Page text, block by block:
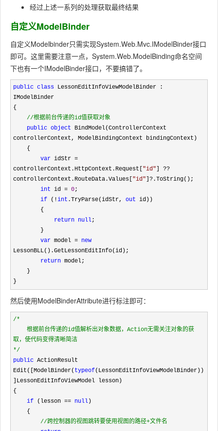
经过上述一系列的处理获取最终结果
自定义ModelBinder
自定义Modelbinder只需实现System.Web.Mvc.IModelBinder接口
即可。这里需要注意一点， System.Web.ModelBinding命名空间
下也有一个IModelBinder接口，不要搞错了。
public class LessonEditInfoViewModelBinder :
IModelBinder
{
//根据前台传递的id值获取对象
public object BindModel(ControllerContext
controllerContext, ModelBindingContext bindingContext)
var idStr =
controllerContext.HttpContext.Request[ "id" ] ??
controllerContext.RouteData.Values[ "id" ]?.ToString();
int id = 0;
if (!int .TryParse(idStr, out id))
return null;
var model = new
LessonBLL().GetLessonEditInfo(id);
return model;
}
然后使用ModelBinderAttribute进行标注即可：
/*
*/
public ActionResult
Edit([ModelBinder( typeof(LessonEditInfoViewModelBinder))
]LessonEditInfoViewModel lesson)
{
if (lesson == null )
//跨控制器的视图跳转要使用视图的路径+文件名